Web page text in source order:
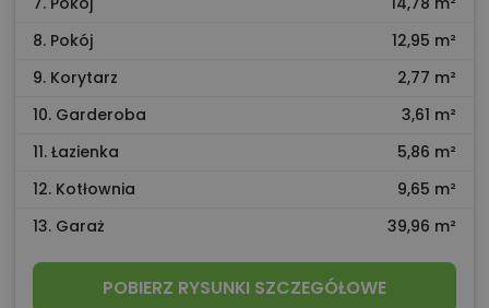
8. Pokój
12,95 m²
9. Korytarz
2,77 m²
10. Garderoba
3,61 m²
11. Łazienka
5,86 m²
12. Kotłownia
9,65 m²
13. Garaż
39,96 m²
POBIERZ RYSUNKI SZCZEGÓŁOWE